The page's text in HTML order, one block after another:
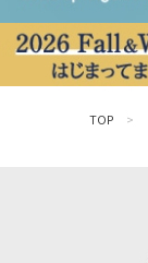
TOP >